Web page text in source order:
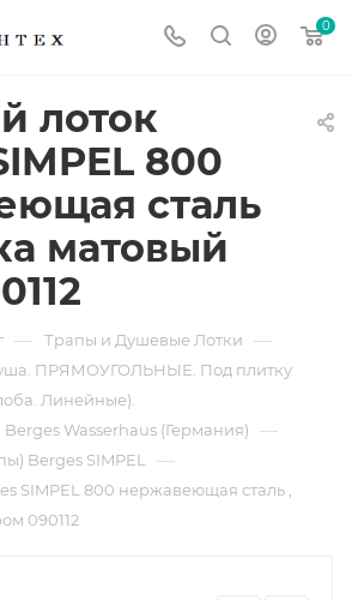
0
лоток
800
сталь
матовый
— Трапы и Душевые Лотки —
ПРЯМОУГОЛЬНЫЕ. Под плитку
Линейные).
Wasserhaus (Германия) —
Berges SIMPEL —
SIMPEL 800 нержавеющая сталь ,
090112